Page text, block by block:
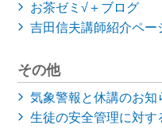
お茶ゼミ√＋ブログ
吉田信夫講師紹介ペー
その他
気象警報と休講のお知
生徒の安全管理に対す